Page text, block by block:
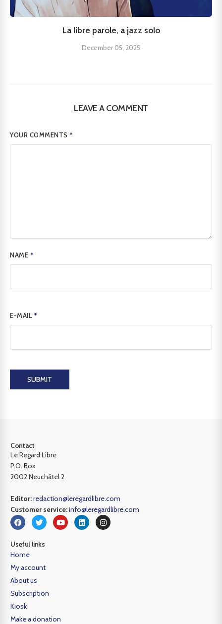
La libre parole, a jazz solo
December 05, 2025
LEAVE A COMMENT
YOUR COMMENTS*
NAME *
E-MAIL *
SUBMIT
Contact
Le Regard Libre
P.O. Box
2002 Neuchâtel 2
Editor:redaction@leregardlibre.com
Customer service:info@leregardlibre.com
Useful links
Home
My account
About us
Subscription
Kiosk
Make a donation